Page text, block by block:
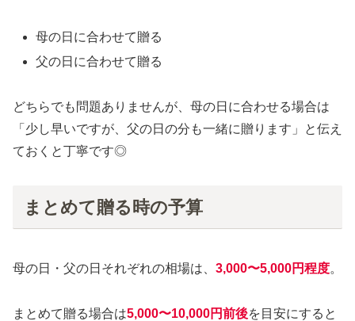
母の日に合わせて贈る
父の日に合わせて贈る
どちらでも問題ありませんが、母の日に合わせる場合は
「少し早いですが、父の日の分も一緒に贈ります」と伝え
ておくと丁寧です◎
まとめて贈る時の予算
母の日・父の日それぞれの相場は、 3,000〜5,000円程度。
まとめて贈る場合は5,000〜10,000円前後を目安にすると